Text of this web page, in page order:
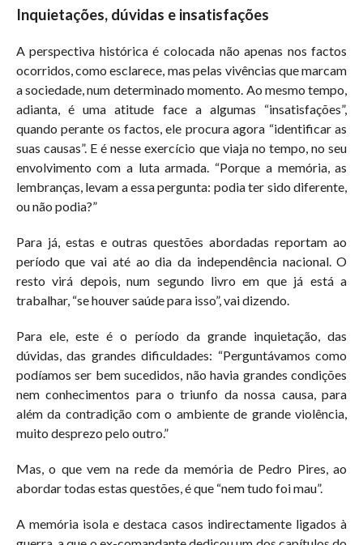
Inquietações, dúvidas e insatisfações
A perspectiva histórica é colocada não apenas nos factos
ocorridos, como esclarece, mas pelas vivências que marcam
a sociedade, num determinado momento. Ao mesmo tempo,
adianta, é uma atitude face a algumas “insatisfações”,
quando perante os factos, ele procura agora “identificar as
suas causas”. E é nesse exercício que viaja no tempo, no seu
envolvimento com a luta armada. “Porque a memória, as
lembranças, levam a essa pergunta: podia ter sido diferente,
ou não podia?”
Para já, estas e outras questões abordadas reportam ao
período que vai até ao dia da independência nacional. O
resto virá depois, num segundo livro em que já está a
trabalhar, “se houver saúde para isso”, vai dizendo.
Para ele, este é o período da grande inquietação, das
dúvidas, das grandes dificuldades: “Perguntávamos como
podíamos ser bem sucedidos, não havia grandes condições
nem conhecimentos para o triunfo da nossa causa, para
além da contradição com o ambiente de grande violência,
muito desprezo pelo outro.”
Mas, o que vem na rede da memória de Pedro Pires, ao
abordar todas estas questões, é que “nem tudo foi mau”.
A memória isola e destaca casos indirectamente ligados à